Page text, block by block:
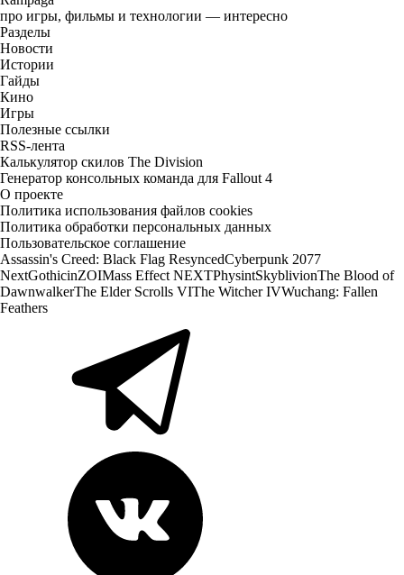
про игры, фильмы и технологии — интересно
Разделы
Новости
Истории
Гайды
Кино
Игры
Полезные ссылки
RSS-лента
Калькулятор скилов The Division
Генератор консольных команда для Fallout 4
О проекте
Политика использования файлов cookies
Политика обработки персональных данных
Пользовательское соглашение
Assassin's Creed: Black Flag ResyncedCyberpunk 2077
NextGothicinZOIMass Effect NEXTPhysintSkyblivionThe Blood of
DawnwalkerThe Elder Scrolls VIThe Witcher IVWuchang: Fallen
Feathers